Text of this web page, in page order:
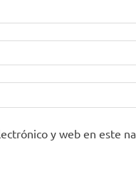
y web en este